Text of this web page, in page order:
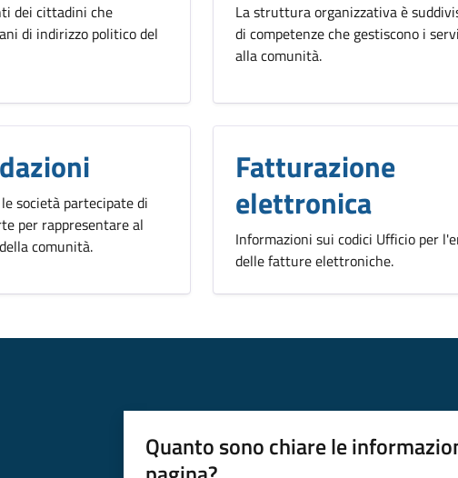
dei cittadini che
di indirizzo politico del
La struttura organizzativa è
di competenze che gestiscono i
alla comunità.
società partecipate di
per rappresentare al
comunità.
Fatturazione
elettronica
Informazioni sui codici Ufficio per
delle fatture elettroniche.
Quanto sono chiare le